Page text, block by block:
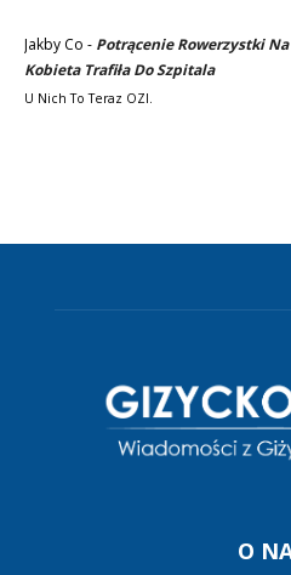
Jakby Co - Potrącenie Rowerzystki
Kobieta Trafiła Do Szpitala
U Nich To Teraz OZI.
O